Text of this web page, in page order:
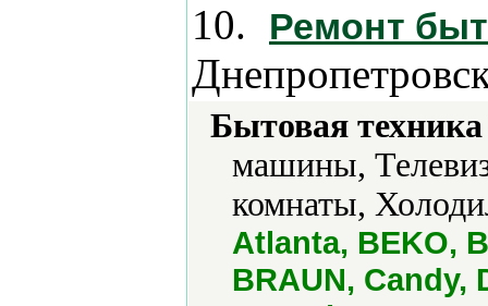
10. Ремонт
Бытовая
машины,
комнаты,
Atlanta, BEKO,
BRAUN, Candy,